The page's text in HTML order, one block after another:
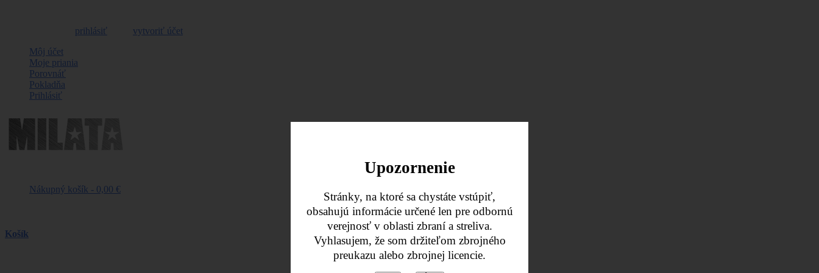
Upozornenie
Stránky, na ktoré sa chystáte vstúpiť,
obsahujú informácie určené len pre odbornú
verejnosť v oblasti zbraní a streliva.
Vyhlasujem, že som držiteľom zbrojného
preukazu alebo zbrojnej licencie.
prihlásiť
vytvoriť účet
Môj účet
Moje priania
Porovnáť
Pokladňa
Prihlásiť
Nákupný košík - 0,00 €
Košík